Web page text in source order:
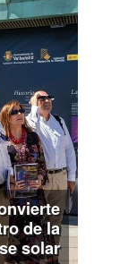
de la
solar